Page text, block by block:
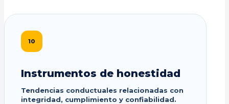
10
Instrumentos de honestidad
Tendencias conductuales relacionadas con
integridad, cumplimiento y confiabilidad.